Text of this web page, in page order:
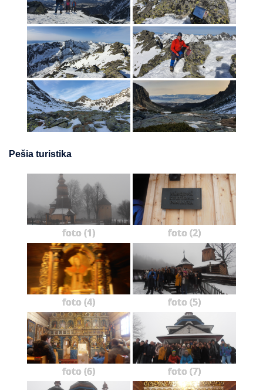
Pešia turistika
foto (1) foto (2)
foto (4) foto (5)
foto (6) foto (7)